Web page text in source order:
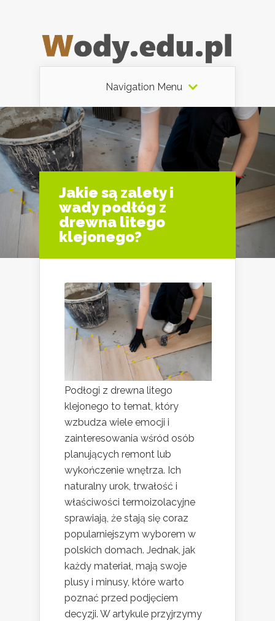
Navigation Menu
Jakie są zalety i
wady podłóg z
drewna litego
klejonego?
Podłogi z drewna litego
klejonego to temat, który
wzbudza wiele emocji i
zainteresowania wśród osób
planujących remont lub
wykończenie wnętrza. Ich
naturalny urok, trwałość i
właściwości termoizolacyjne
sprawiają, że stają się coraz
popularniejszym wyborem w
polskich domach. Jednak, jak
każdy materiał, mają swoje
plusy i minusy, które warto
poznać przed podjęciem
decyzji. W artykule przyjrzymy